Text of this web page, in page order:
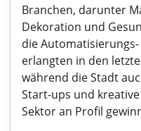
Branchen, darunter
Dekoration und
die
erlangten in den
während die Stadt
Start-ups und
Sektor an Profil